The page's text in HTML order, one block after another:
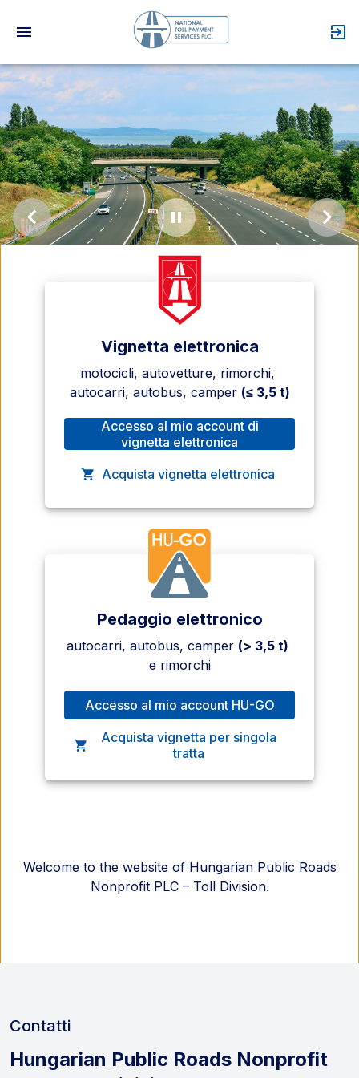
Vignetta elettronica
motocicli, autovetture, rimorchi,
autocarri, autobus, camper (≤ 3,5 t)
Accesso al mio account di
vignetta elettronica, Il link si apre in una nuova
Acquista vignetta elettronica
, Il link si apre in una nuova
Pedaggio elettronico
autocarri, autobus, camper (> 3,5 t)
e rimorchi
Accesso al mio account HU-GO
, Il link si apre in una nuova
Acquista vignetta per singola
tratta
, Il link si apre in una nuova
Welcome to the website of Hungarian Public Roads
Nonprofit PLC – Toll Division.
Contatti
Hungarian Public Roads Nonprofit